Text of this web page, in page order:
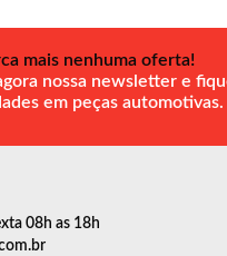
mais nenhuma oferta!
nossa newsletter e
em peças automotivas.
08h as 18h